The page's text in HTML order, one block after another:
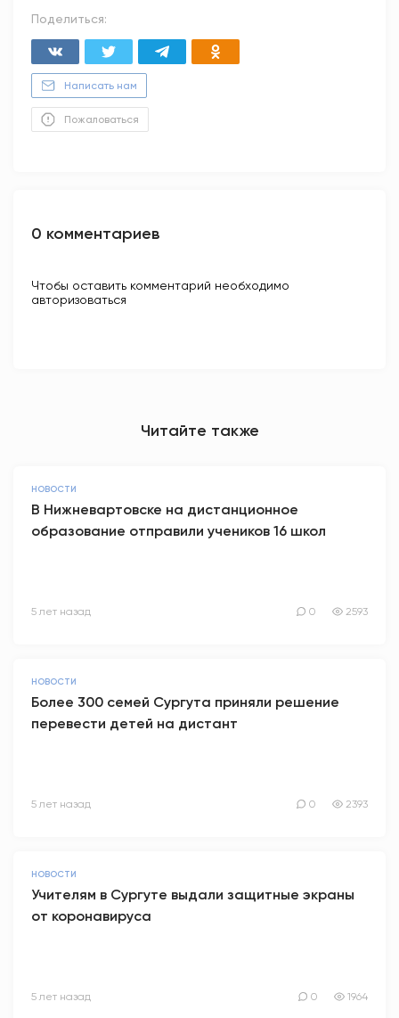
Поделиться:
Написать нам
Пожаловаться
0 комментариев
Чтобы оставить комментарий необходимо
авторизоваться
Читайте также
НОВОСТИ
В Нижневартовске на дистанционное
образование отправили учеников 16 школ
5 лет назад 0 2593
НОВОСТИ
Более 300 семей Сургута приняли решение
перевести детей на дистант
5 лет назад 0 2393
НОВОСТИ
Учителям в Сургуте выдали защитные экраны
от коронавируса
5 лет назад 0 1964